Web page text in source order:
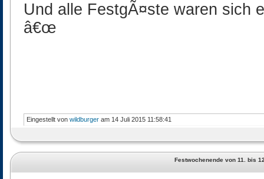
Und alle FestgÃ¤ste waren sich
â€œ
Eingestellt von wildburger am 14 Juli 2015 11:58:41
Festwochenende von 11. bis